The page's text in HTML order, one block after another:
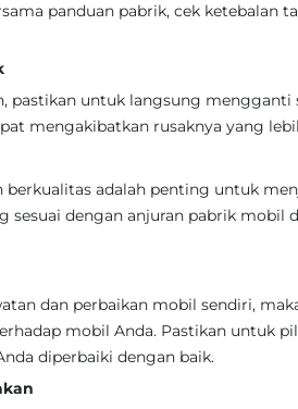
panduan pabrik, cek ketebalan
pastikan untuk langsung mengganti
mengakibatkan rusaknya yang
berkualitas adalah penting untuk
sesuai dengan anjuran pabrik mobil
dan perbaikan mobil sendiri,
mobil Anda. Pastikan untuk
diperbaiki dengan baik.